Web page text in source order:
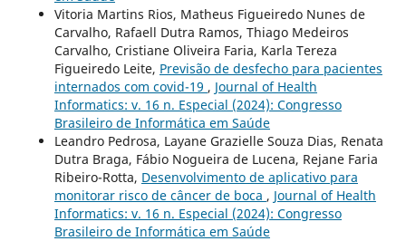
Vitoria Martins Rios, Matheus Figueiredo Nunes de
Carvalho, Rafaell Dutra Ramos, Thiago Medeiros
Carvalho, Cristiane Oliveira Faria, Karla Tereza
Figueiredo Leite, Previsão de desfecho para pacientes
internados com covid-19 , Journal of Health
Informatics: v. 16 n. Especial (2024): Congresso
Brasileiro de Informática em Saúde
Leandro Pedrosa, Layane Grazielle Souza Dias, Renata
Dutra Braga, Fábio Nogueira de Lucena, Rejane Faria
Ribeiro-Rotta, Desenvolvimento de aplicativo para
monitorar risco de câncer de boca , Journal of Health
Informatics: v. 16 n. Especial (2024): Congresso
Brasileiro de Informática em Saúde